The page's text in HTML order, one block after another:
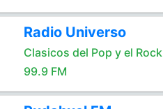
Radio Universo
Clasicos del Pop y el Rock
99.9 FM